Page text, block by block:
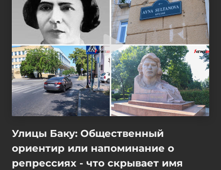
Улицы Баку: Общественный
ориентир или напоминание о
репрессиях - что скрывает имя